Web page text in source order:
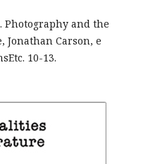
Photography and the
Jonathan Carson, e
10-13.